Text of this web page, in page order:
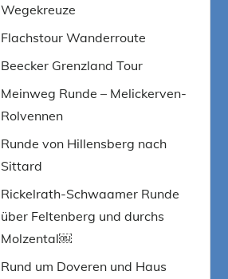
Wegekreuze
Flachstour Wanderroute
Beecker Grenzland Tour
Meinweg Runde – Melickerven-
Rolvennen
Runde von Hillensberg nach
Sittard
Rickelrath-Schwaamer Runde
über Feltenberg und durchs
Molzental￼
Rund um Doveren und Haus